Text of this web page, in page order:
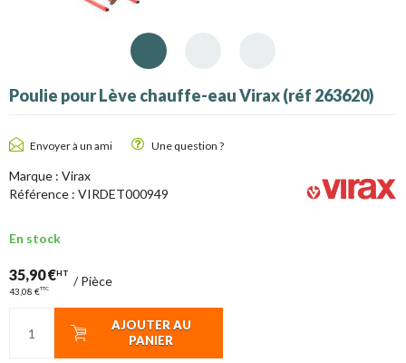
Poulie pour Lève chauffe-eau Virax (réf 263620)
Envoyer à un ami Une question ?
Marque : Virax
Référence : VIRDET000949
En stock
35,90 €HT
43,08 €TTC /Pièce
AJOUTER AU
PANIER